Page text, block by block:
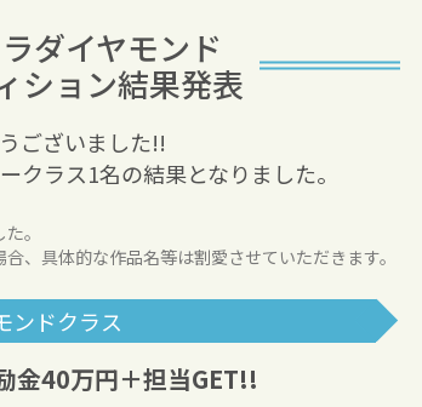
ダイヤモンド
ション結果発表
ございました!!
クラス1名の結果となりました。
。
、具体的な作品名等は割愛させていただきます。
ンドクラス
金40万円＋担当GET!!